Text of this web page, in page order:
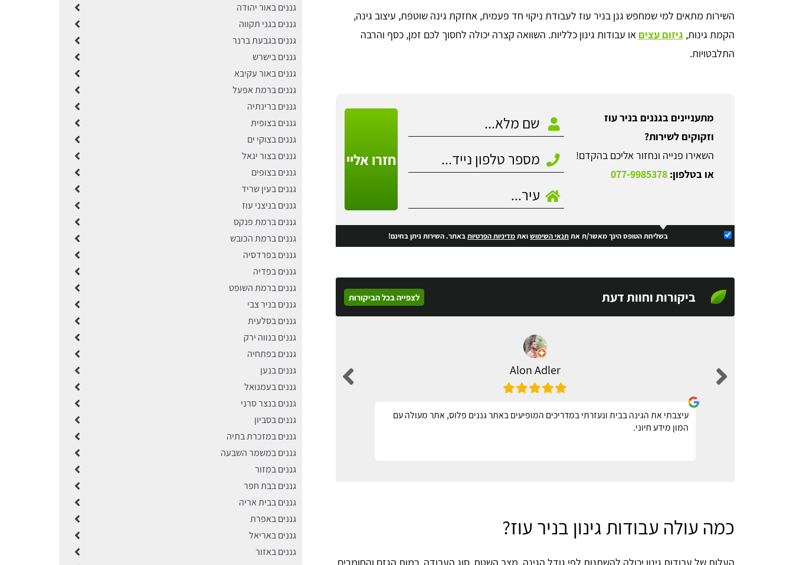
השירות מתאים למי שמחפש גנן בניר עוז לעבודת ניקוי חד פעמית, אחזקת גינה שוטפת, עיצוב גינה,
הקמת גינות, גיזום עצים או עבודות גינון כלליות. השוואה קצרה יכולה לחסוך לכם זמן, כסף והרבה
התלבטויות.
מתעניינים בגננים בניר עוז
וזקוקים לשירות?
השאירו פנייה ונחזור אליכם בהקדם!
או בטלפון:077-9985378
חזרו אליי
בשליחת הטופס הינך מאשר/ת אתתנאי השימושואתמדיניות הפרטיותבאתר. השירות ניתן בחינם!
ביקורות וחוות דעת לצפייה בכל הביקורות
Alon Adler
עיצבתי את הגינה בבית ונעזרתי במדריכים המופיעים באתר גננים פלוס, אתר מעולה עם
המון מידע חיוני.
כמה עולה עבודות גינון בניר עוז?
העלות של עבודות גינון יכולה להשתנות לפי גודל הגינה, מצב השטח, סוג העבודה, כמות הגזם והחומרים
גננים באור יהודה
גננים בגני תקווה
גננים בגבעת ברנר
גננים בישרש
גננים באור עקיבא
גננים ברמת אפעל
גננים ברינתיה
גננים בצופית
גננים בצוקי ים
גננים בצור יגאל
גננים בצופים
גננים בעין שריד
גננים בניצני עוז
גננים ברמת פנקס
גננים ברמת הכובש
גננים בפרדסיה
גננים בפדיה
גננים ברמת השופט
גננים בניר צבי
גננים בסלעית
גננים בנווה ירק
גננים בפתחיה
גננים בנען
גננים בעמנואל
גננים בנצר סרני
גננים בסביון
גננים במזכרת בתיה
גננים במשמר השבעה
גננים במזור
גננים בבת חפר
גננים בבית אריה
גננים באפרת
גננים באריאל
גננים באזור